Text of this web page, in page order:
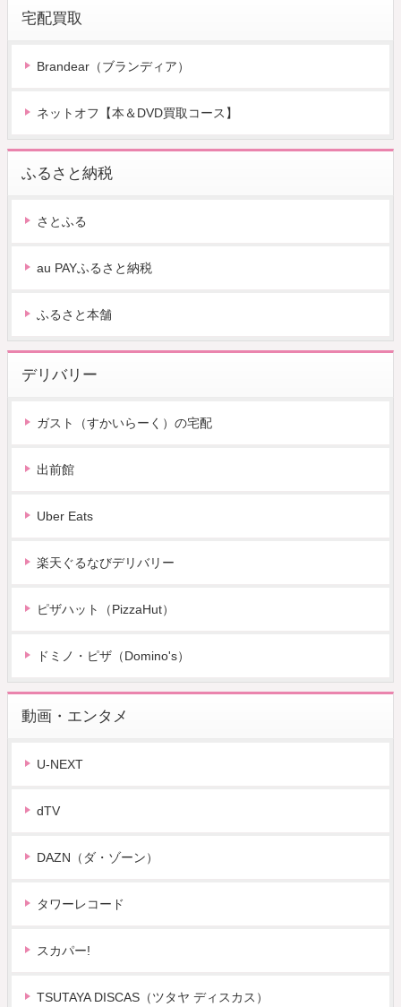
宅配買取
Brandear（ブランディア）
ネットオフ【本＆DVD買取コース】
ふるさと納税
さとふる
au PAYふるさと納税
ふるさと本舗
デリバリー
ガスト（すかいらーく）の宅配
出前館
Uber Eats
楽天ぐるなびデリバリー
ピザハット（PizzaHut）
ドミノ・ピザ（Domino's）
動画・エンタメ
U-NEXT
dTV
DAZN（ダ・ゾーン）
タワーレコード
スカパー!
TSUTAYA DISCAS（ツタヤ ディスカス）